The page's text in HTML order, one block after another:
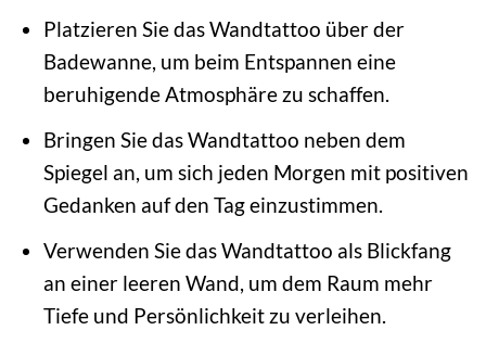
Platzieren Sie das Wandtattoo über der
Badewanne, um beim Entspannen eine
beruhigende Atmosphäre zu schaffen.
Bringen Sie das Wandtattoo neben dem
Spiegel an, um sich jeden Morgen mit positiven
Gedanken auf den Tag einzustimmen.
Verwenden Sie das Wandtattoo als Blickfang
an einer leeren Wand, um dem Raum mehr
Tiefe und Persönlichkeit zu verleihen.